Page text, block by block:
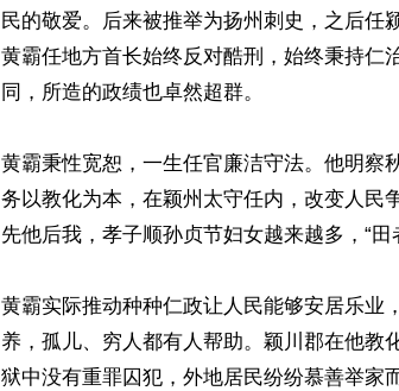
民的敬爱。后来被推举为扬州刺史，之后任
黄霸任地方首长始终反对酷刑，始终秉持仁
同，所造的政绩也卓然超群。
黄霸秉性宽恕，一生任官廉洁守法。他明察
务以教化为本，在颖州太守任内，改变人民
先他后我，孝子顺孙贞节妇女越来越多，“田
黄霸实际推动种种仁政让人民能够安居乐业
养，孤儿、穷人都有人帮助。颖川郡在他教
狱中没有重罪囚犯，外地居民纷纷慕善举家